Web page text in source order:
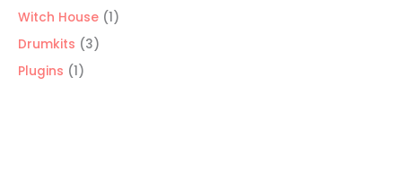
Witch House 11
Drumkits 33
Plugins 11